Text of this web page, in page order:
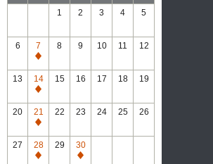
1 2 3 4 5
6
7
通
常
休
館
8 9 10 11 12
13
14
通
常
休
館
15 16 17 18 19
20
21
通
常
休
22 23 24 25 26
27
28
通
29
30
通